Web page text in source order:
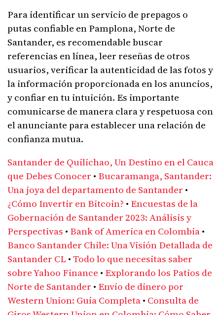
Para identificar un servicio de prepagos o
putas confiable en Pamplona, Norte de
Santander, es recomendable buscar
referencias en línea, leer reseñas de otros
usuarios, verificar la autenticidad de las fotos y
la información proporcionada en los anuncios,
y confiar en tu intuición. Es importante
comunicarse de manera clara y respetuosa con
el anunciante para establecer una relación de
confianza mutua.
Santander de Quilichao, Un Destino en el Cauca
que Debes Conocer • Bucaramanga, Santander:
Una joya del departamento de Santander •
¿Cómo Invertir en Bitcoin? • Encuestas de la
Gobernación de Santander 2023: Análisis y
Perspectivas • Bank of America en Colombia•
Banco Santander Chile: Una Visión Detallada de
Santander CL •Todo lo que necesitas saber
sobre Yahoo Finance • Explorando los Patios de
Norte de Santander • Envío de dinero por
Western Union: Guía Completa• Consulta de